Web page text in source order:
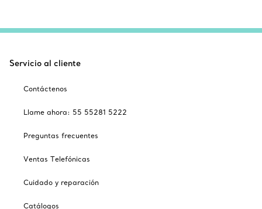
Servicio al cliente
Contáctenos
Llame ahora: 55 55281 5222
Preguntas frecuentes
Ventas Telefónicas
Cuidado y reparación
Catálogos